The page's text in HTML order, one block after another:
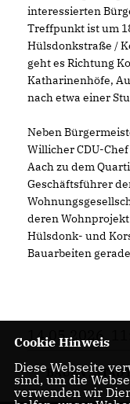
interessierten
Treffpunkt ist um
Hülsdonkstraße /
geht es Richtung
Katharinenhöfe,
nach etwa einer
Neben
Willicher CDU-
Aach zu dem
Geschäftsführer
deren
Hülsdonk- und
Bauarbeiten
14.05.2026,
BAUEN,
Cookie Hinweis
Diese Webseite
sind, um die
verwenden wir